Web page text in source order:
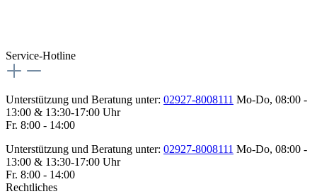
Service-Hotline
Unterstützung und Beratung unter: 02927-8008111 Mo-Do, 08:00 -
13:00 & 13:30-17:00 Uhr
Fr. 8:00 - 14:00
Unterstützung und Beratung unter: 02927-8008111 Mo-Do, 08:00 -
13:00 & 13:30-17:00 Uhr
Fr. 8:00 - 14:00
Rechtliches